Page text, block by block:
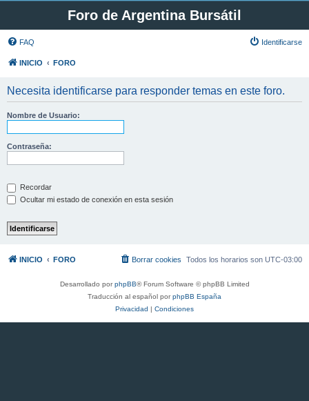
Foro de Argentina Bursátil
FAQ Identificarse
INICIO FORO
Necesita identificarse para responder temas en este foro.
Nombre de Usuario:
Contraseña:
Recordar
Ocultar mi estado de conexión en esta sesión
INICIO FORO Todos los horarios son UTC-03:00
Borrar cookies
Desarrollado porphpBB® Forum Software © phpBB Limited
Traducción al español porphpBB España
Privacidad | Condiciones